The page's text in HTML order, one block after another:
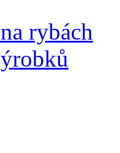
rybách